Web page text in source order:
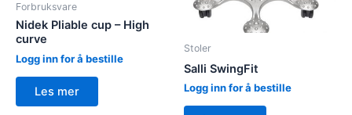
Forbruksvare
Nidek Pliable cup – High
curve
Logg inn for å bestille
Les mer
Stoler
Salli SwingFit
Logg inn for å bestille